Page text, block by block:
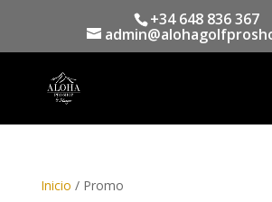
+34 648 836 367
productos
Inicio / Promo